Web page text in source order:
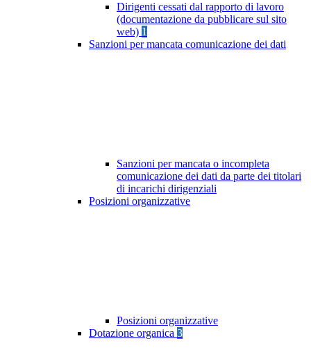
Dirigenti cessati dal rapporto di lavoro
(documentazione da pubblicare sul sito
web) 1
Sanzioni per mancata comunicazione dei dati
Sanzioni per mancata o incompleta
comunicazione dei dati da parte dei titolari
di incarichi dirigenziali
Posizioni organizzative
Posizioni organizzative
Dotazione organica 3